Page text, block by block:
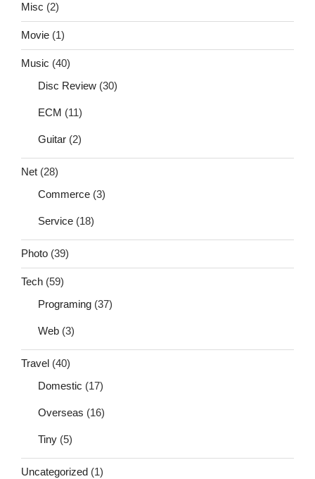
Misc (2)
Movie (1)
Music (40)
Disc Review (30)
ECM (11)
Guitar (2)
Net (28)
Commerce (3)
Service (18)
Photo (39)
Tech (59)
Programing (37)
Web (3)
Travel (40)
Domestic (17)
Overseas (16)
Tiny (5)
Uncategorized (1)